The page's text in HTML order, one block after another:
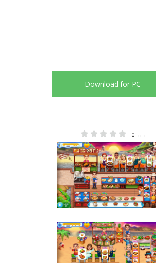
Download for PC
0